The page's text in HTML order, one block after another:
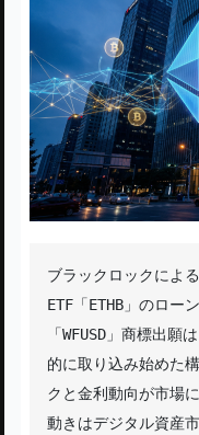
ブラックロックによ
ETF「ETHB」のロー
「WFUSD」商標出
的に取り込み始めた
クと金利動向が市場
動きはデジタル資産